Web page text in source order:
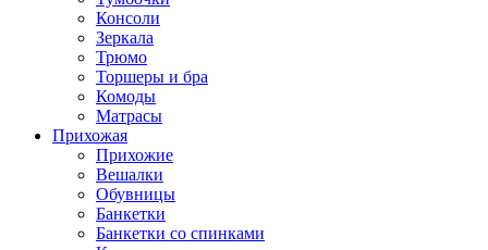
Консоли
Зеркала
Трюмо
Торшеры и бра
Комоды
Матрасы
Прихожая
Прихожие
Вешалки
Обувницы
Банкетки
Банкетки со спинками